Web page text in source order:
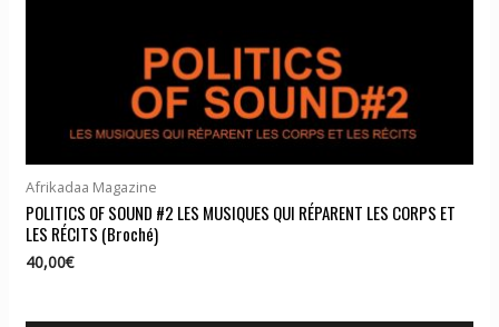
Afrikadaa Magazine
POLITICS OF SOUND #2 LES MUSIQUES QUI RÉPARENT LES CORPS ET
LES RÉCITS (Broché)
40,00€